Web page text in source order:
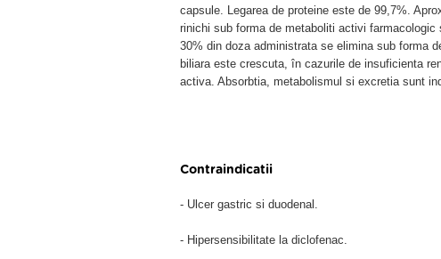
capsule. Legarea de proteine este de 99,7%.
rinichi sub forma de metaboliti activi
30% din doza administrata se elimina sub forma
biliara este crescuta, în cazurile de insuficienta
activa. Absorbtia, metabolismul si excretia sunt
Contraindicatii
- Ulcer gastric si duodenal.
- Hipersensibilitate la diclofenac.